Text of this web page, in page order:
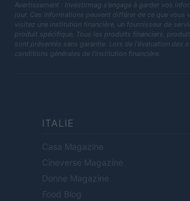
Avertissement : Investirmag s'engage à garder vos
jour. Ces informations peuvent différer de ce que vous
visitez une institution financière, un fournisseur de
produit spécifique. Tous les produits financiers,
sont présentés sans garantie. Lors de l'évaluation des
conditions générales de l'institution financière.
ITALIE
Casa Magazine
Cineverse Magazine
Donne Magazine
Food Blog